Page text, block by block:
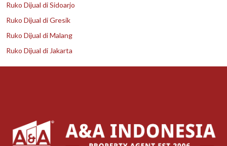
Ruko Dijual di Sidoarjo
Ruko Dijual di Gresik
Ruko Dijual di Malang
Ruko Dijual di Jakarta